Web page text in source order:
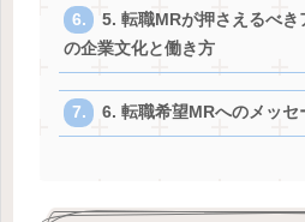
5. 転職MRが押さえるべき
の企業文化と働き方
6. 転職希望MRへのメッセ